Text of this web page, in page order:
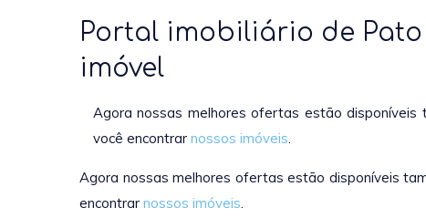
Portal imobiliário de
imóvel
Agora nossas melhores ofertas estão disponíveis
você encontrar nossos imóveis.
Agora nossas melhores ofertas estão disponíveis
encontrar nossos imóveis.